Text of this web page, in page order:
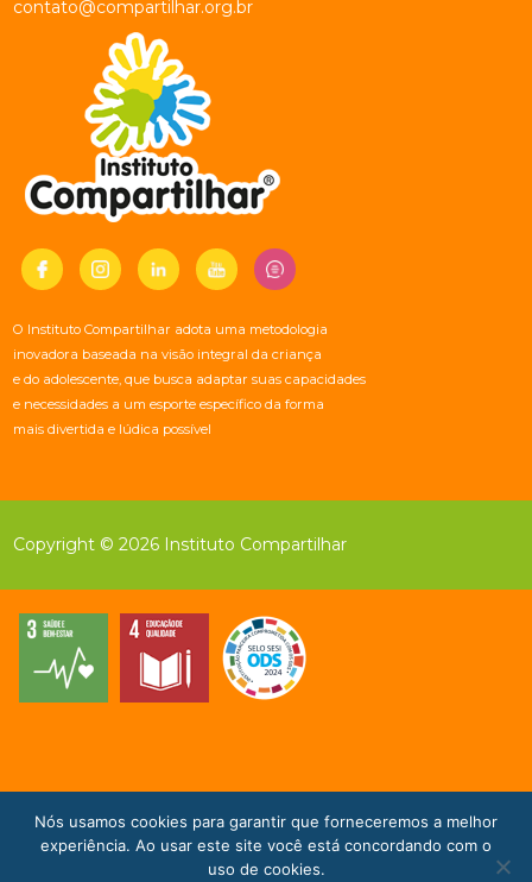
contato@compartilhar.org.br
O Instituto Compartilhar adota uma metodologia
inovadora baseada na visão integral da criança
e do adolescente, que busca adaptar suas capacidades
e necessidades a um esporte específico da forma
mais divertida e lúdica possível
Copyright © 2026 Instituto Compartilhar
Doe Agora!
Nós usamos cookies para garantir que forneceremos a melhor
experiência. Ao usar este site você está concordando com o
uso de cookies.